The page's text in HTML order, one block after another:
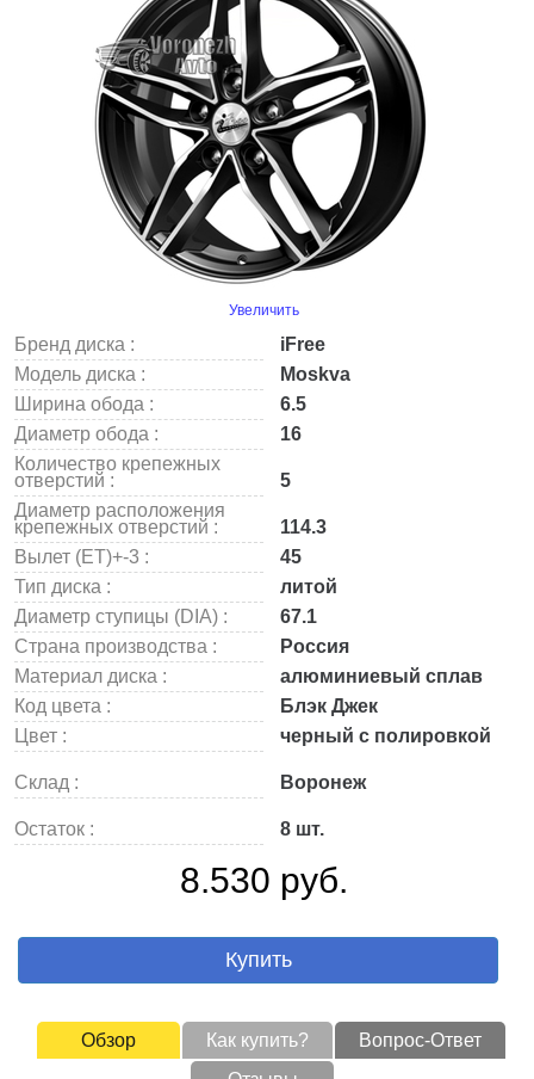
Увеличить
Бренд диска :
iFree
Модель диска :
Moskva
Ширина обода :
6.5
Диаметр обода :
16
Количество крепежных
отверстий :
5
Диаметр расположения
крепежных отверстий :
114.3
Вылет (ET)+-3 :
45
Тип диска :
литой
Диаметр ступицы (DIA) :
67.1
Страна производства :
Россия
Материал диска :
алюминиевый сплав
Код цвета :
Блэк Джек
Цвет :
черный с полировкой
Склад : Воронеж
Остаток : 8 шт.
8.530 руб.
Купить
Обзор Как купить?
Вопрос-Ответ